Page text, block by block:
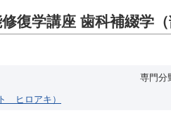
復学講座 歯科補綴学
専門分
ヒロアキ）